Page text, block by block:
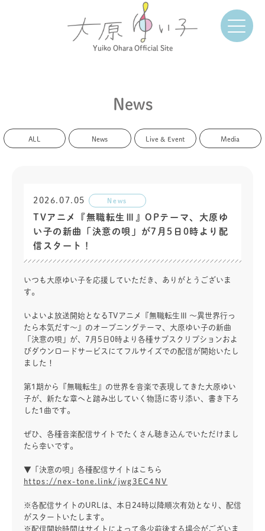
Yuiko Ohara Official Site
News
ALL News Live & Event Media
2026.07.05 News
TVアニメ『無職転生Ⅲ』OPテーマ、大原ゆ
い子の新曲「決意の唄」が7月5日0時より配
信スタート！
いつも大原ゆい子を応援していただき、ありがとうございま
す。
いよいよ放送開始となるTVアニメ『無職転生Ⅲ ～異世界行っ
たら本気だす～』のオープニングテーマ、大原ゆい子の新曲
「決意の唄」が、7月5日0時より各種サブスクリプションおよ
びダウンロードサービスにてフルサイズでの配信が開始いたし
ました！
第1期から『無職転生』の世界を音楽で表現してきた大原ゆい
子が、新たな章へと踏み出していく物語に寄り添い、書き下ろ
した1曲です。
ぜひ、各種音楽配信サイトでたくさん聴き込んでいただけまし
たら幸いです。
▼「決意の唄」各種配信サイトはこちら
https://nex-tone.link/jwg3EC4NV
※各配信サイトのURLは、本日24時以降順次有効となり、配信
がスタートいたします。
※配信開始時間はサイトによって多少前後する場合がございま